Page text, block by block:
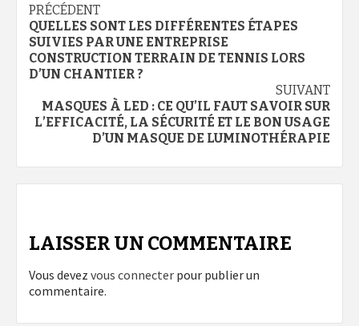
Navigation
d’article
PRÉCÉDENT
QUELLES SONT LES DIFFÉRENTES ÉTAPES
SUIVIES PAR UNE ENTREPRISE
CONSTRUCTION TERRAIN DE TENNIS LORS
D’UN CHANTIER ?
SUIVANT
MASQUES À LED : CE QU’IL FAUT SAVOIR SUR
L’EFFICACITÉ, LA SÉCURITÉ ET LE BON USAGE
D’UN MASQUE DE LUMINOTHÉRAPIE
LAISSER UN COMMENTAIRE
Vous devez vous connecter pour publier un
commentaire.